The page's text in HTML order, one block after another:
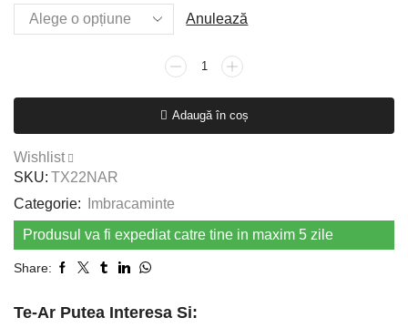
Anulează
Cantitate
Texo
Adaugă în coș
Wishlist
SKU: TX22NAR
Categorie:
Imbracaminte
Produsul va fi expediat catre tine in maxim 5 zile
Share:
Te-Ar Putea Interesa Si: